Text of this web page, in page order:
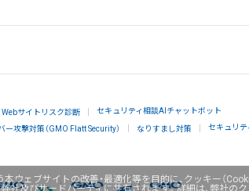
ェブサイトの改善・最適化等を目的に、クッキー（
社及びサードパーティに共有されます。詳細は、弊社の
Webサイトリスク診断 セキュリティ相談AIチャットボット
ー攻撃対策（GMO Flatt Security） なりすまし対策 セキュリテ